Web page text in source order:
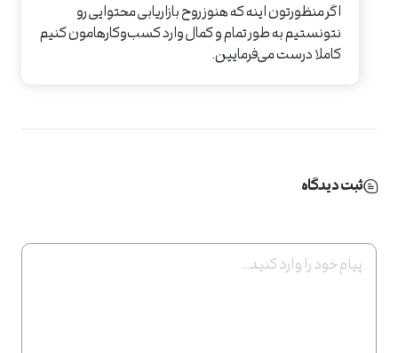
اگر منظورتون اینه که هنوز روح بازاریابی محتوایی رو
نتونستیم به طور تمام و کمال وارد کسب‌‌وکارهامون کنیم
کاملا درست می‌فرمایین.
ثبت دیدگاه